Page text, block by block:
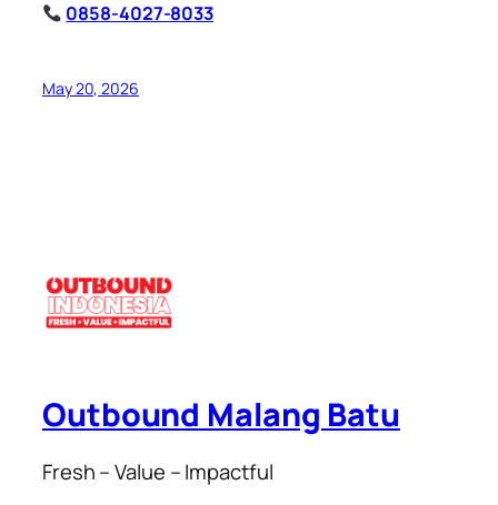
0858-4027-8033
May 20, 2026
Outbound Malang Batu
Fresh – Value – Impactful